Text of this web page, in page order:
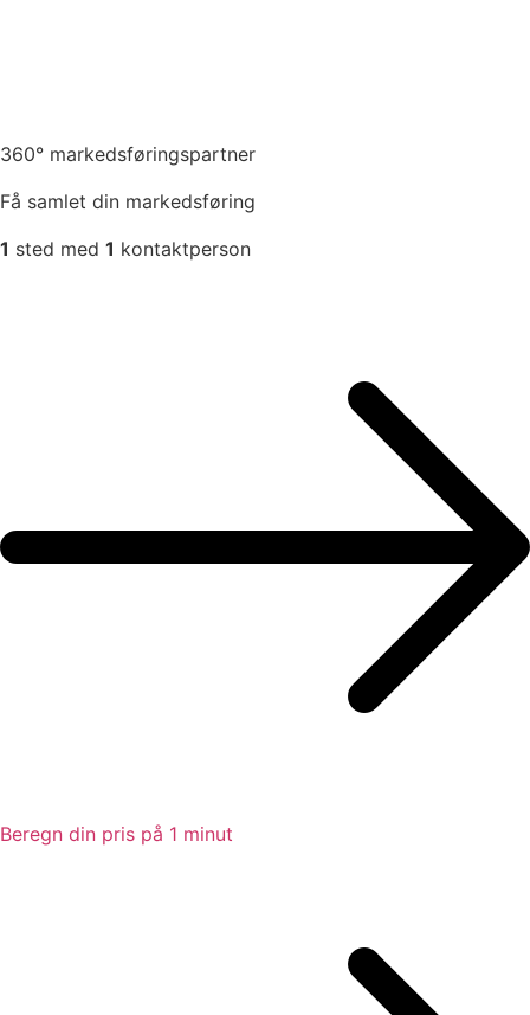
360° markedsføringspartner
Få samlet din markedsføring
1 sted med 1 kontaktperson
Beregn din pris på 1 minut